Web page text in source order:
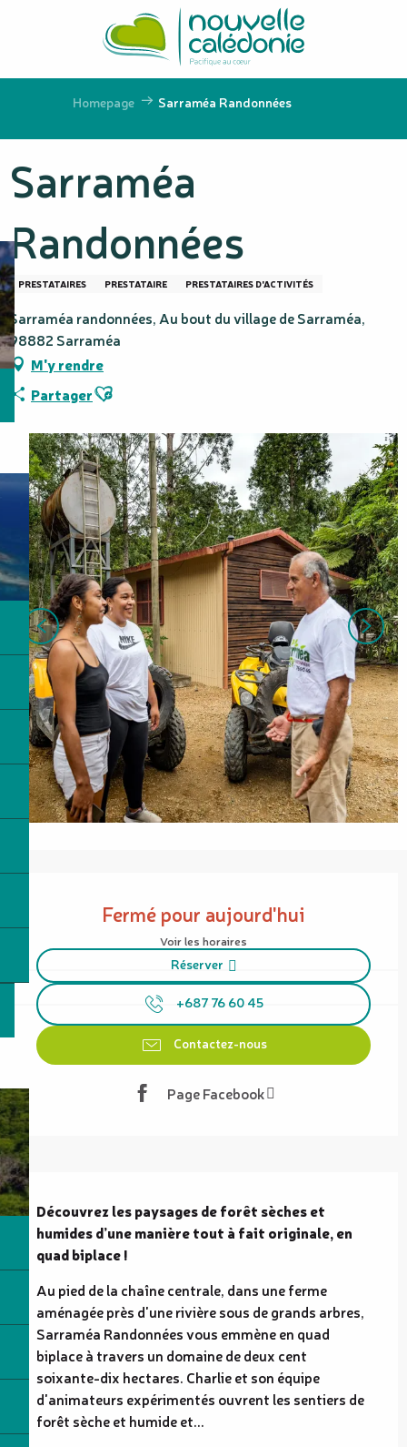
principal
Homepage Sarraméa Randonnées
Sarraméa
Randonnées
PRESTATAIRES PRESTATAIRE PRESTATAIRES D'ACTIVITÉS
Sarraméa randonnées, Au bout du village de Sarraméa,
98882 Sarraméa
M'y rendre
PartagerAjouter aux favoris
Fermé pour aujourd'hui
Voir les horaires
Réserver
+687 76 60 45
Contactez-nous
Page Facebook
Description
Découvrez les paysages de forêt sèches et
humides d’une manière tout à fait originale, en
quad biplace !
Au pied de la chaîne centrale, dans une ferme
aménagée près d'une rivière sous de grands arbres,
Sarraméa Randonnées vous emmène en quad
biplace à travers un domaine de deux cent
soixante-dix hectares. Charlie et son équipe
d'animateurs expérimentés ouvrent les sentiers de
forêt sèche et humide et...